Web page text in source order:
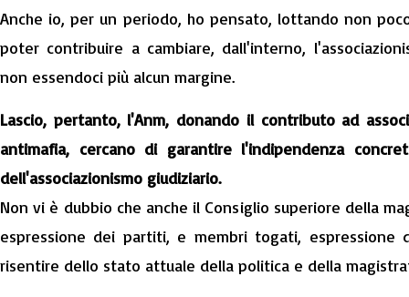
Anche io, per un periodo, ho pensato, lottando non
poter contribuire a cambiare, dall'interno,
non essendoci più alcun margine.
Lascio, pertanto, l'Anm, donando il contributo ad
antimafia, cercano di garantire l'indipendenza
dell'associazionismo giudiziario.
Non vi è dubbio che anche il Consiglio superiore della
espressione dei partiti, e membri togati, espressione
risentire dello stato attuale della politica e della